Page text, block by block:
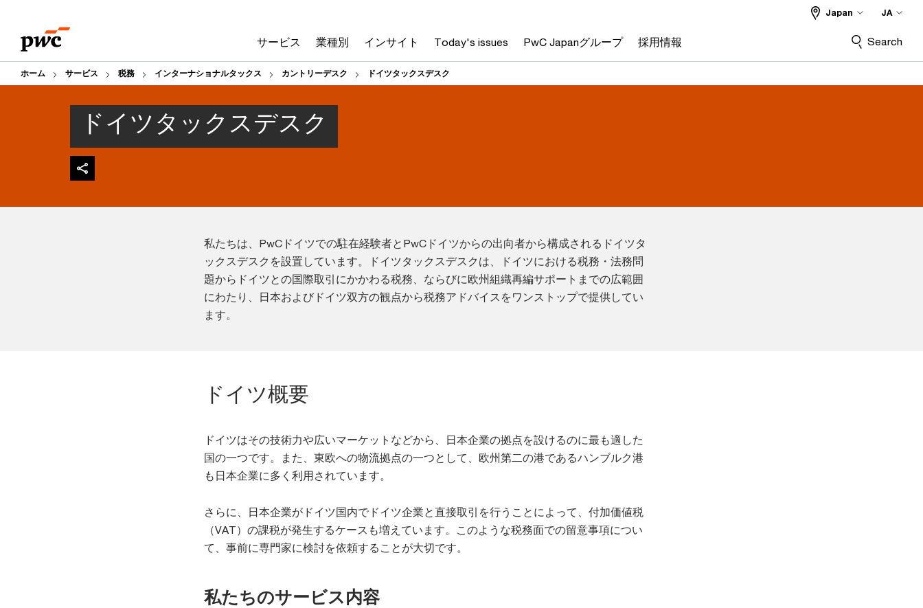
content
footer
サービス 業種別 インサイト Today's issues PwC Japanグループ 採用情報
Japan JA
Search
ホーム サービス 税務 インターナショナルタックス カントリーデスク ドイツタックスデスク
ドイツタックスデスク
私たちは、PwCドイツでの駐在経験者とPwCドイツからの出向者から構成されるドイツタ
ックスデスクを設置しています。ドイツタックスデスクは、ドイツにおける税務・法務問
題からドイツとの国際取引にかかわる税務、ならびに欧州組織再編サポートまでの広範囲
にわたり、日本およびドイツ双方の観点から税務アドバイスをワンストップで提供してい
ます。
ドイツ概要
ドイツはその技術力や広いマーケットなどから、日本企業の拠点を設けるのに最も適した
国の一つです。また、東欧への物流拠点の一つとして、欧州第二の港であるハンブルク港
も日本企業に多く利用されています。
さらに、日本企業がドイツ国内でドイツ企業と直接取引を行うことによって、付加価値税
（VAT）の課税が発生するケースも増えています。このような税務面での留意事項につい
て、事前に専門家に検討を依頼することが大切です。
私たちのサービス内容